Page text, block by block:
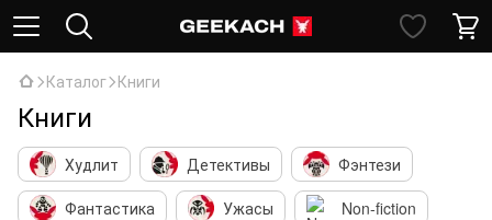
Каталог Книги
Книги
Худлит Детективы
Фэнтези
Фантастика
Ужасы
Non-fiction